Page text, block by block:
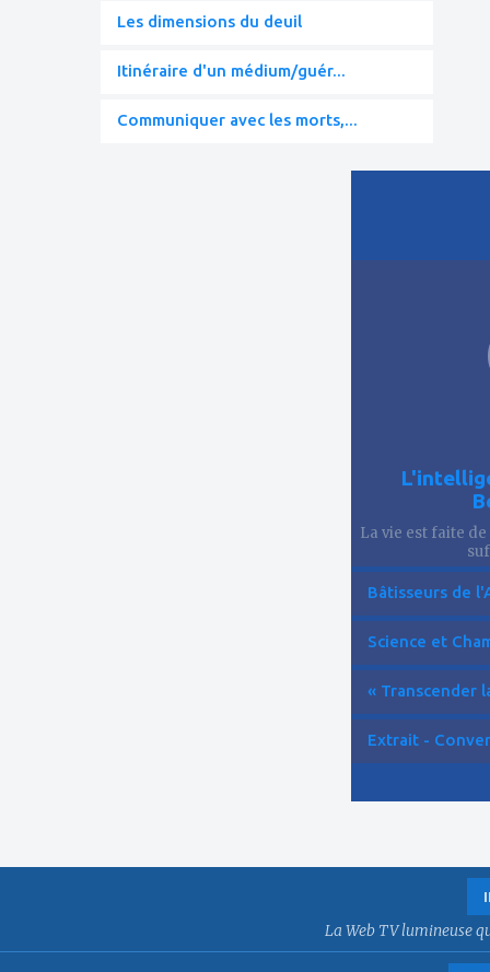
Les dimensions du deuil
Itinéraire d'un médium/guér...
Communiquer avec les morts,...
La vie est faite
Bâtisseurs de
Science et
« Transcender
Extrait -
La Web TV lumineuse